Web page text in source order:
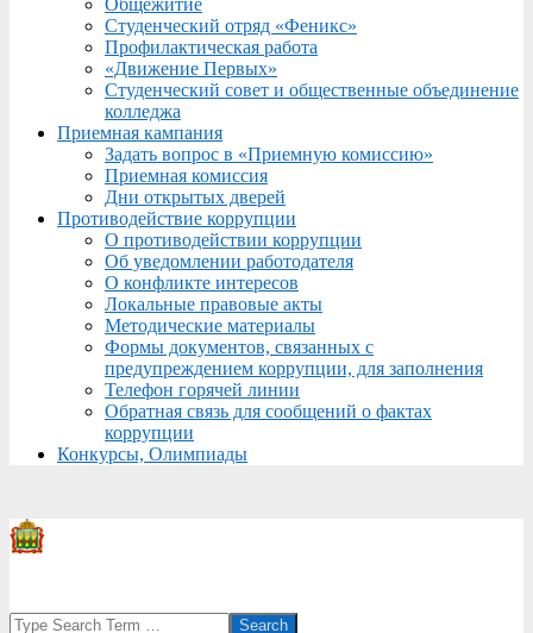
Общежитие
Студенческий отряд «Феникс»
Профилактическая работа
«Движение Первых»
Студенческий совет и общественные объединение
колледжа
Приемная кампания
Задать вопрос в «Приемную комиссию»
Приемная комиссия
Дни открытых дверей
Противодействие коррупции
О противодействии коррупции
Об уведомлении работодателя
О конфликте интересов
Локальные правовые акты
Методические материалы
Формы документов, связанных с
предупреждением коррупции, для заполнения
Телефон горячей линии
Обратная связь для сообщений о фактах
коррупции
Конкурсы, Олимпиады
Search